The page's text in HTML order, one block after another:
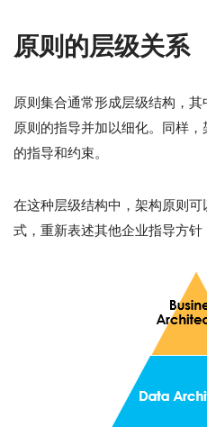
原则的层级关系
原则集合通常形成层级结构，
原则的指导并加以细化。同样
的指导和约束。
在这种层级结构中，架构原则
式，重新表述其他企业指导方针